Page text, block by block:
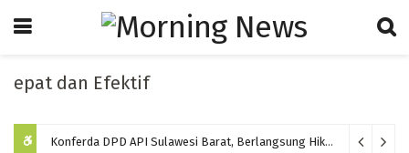
dan Efektif
Konferda DPD API Sulawesi Barat, Berlangsung Hikmat dan Memilih Ketua Baru Periode 2026-2031